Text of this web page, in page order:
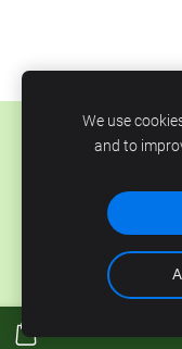
Sukurta su
We use
and to